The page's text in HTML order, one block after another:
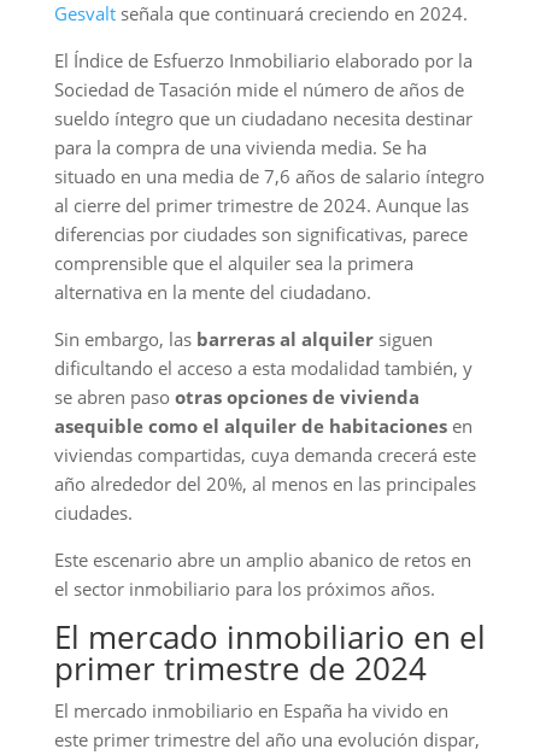
Gesvaltseñala que continuará creciendo en 2024.
El Índice de Esfuerzo Inmobiliario elaborado por la
Sociedad de Tasación mide el número de años de
sueldo íntegro que un ciudadano necesita destinar
para la compra de una vivienda media. Se ha
situado en una media de 7,6 años de salario íntegro
al cierre del primer trimestre de 2024. Aunque las
diferencias por ciudades son significativas, parece
comprensible que el alquiler sea la primera
alternativa en la mente del ciudadano.
Sin embargo, las barreras al alquilersiguen
dificultando el acceso a esta modalidad también, y
se abren paso otras opciones de vivienda
asequible como el alquiler de habitacionesen
viviendas compartidas, cuya demanda crecerá este
año alrededor del 20%, al menos en las principales
ciudades.
Este escenario abre un amplio abanico de retos en
el sector inmobiliario para los próximos años.
El mercado inmobiliario en el
primer trimestre de 2024
El mercado inmobiliario en España ha vivido en
este primer trimestre del año una evolución dispar,